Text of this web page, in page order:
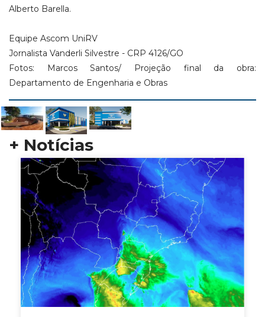
Alberto Barella.
Equipe Ascom UniRV
Jornalista Vanderli Silvestre - CRP 4126/GO
Fotos: Marcos Santos/ Projeção final da obra:
Departamento de Engenharia e Obras
+ Notícias